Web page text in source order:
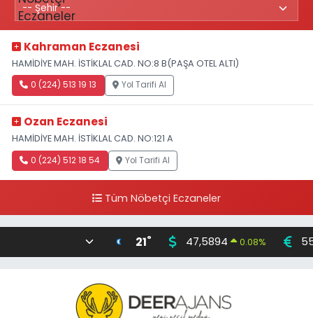
Kahraman Eczanesi
HAMİDİYE MAH. İSTİKLAL CAD. NO:8 B(PAŞA OTEL ALTI)
0 (224) 513 19 13 Yol Tarifi Al
Ozan Eczanesi
HAMİDİYE MAH. İSTİKLAL CAD. NO:121 A
0 (224) 512 18 54 Yol Tarifi Al
Tüm Nöbetçi Eczaneler
21° 47,5894 0.08%